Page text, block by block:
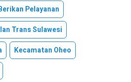
Pelayanan
Trans Sulawesi
Kecamatan Oheo